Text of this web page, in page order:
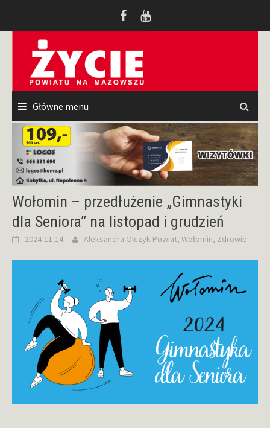
Główne menu
Wołomin – przedłużenie „Gimnastyki
dla Seniora” na listopad i grudzień
2024-11-14 Aleksandra Olczyk Powiat, Wołomin, Zdrowie